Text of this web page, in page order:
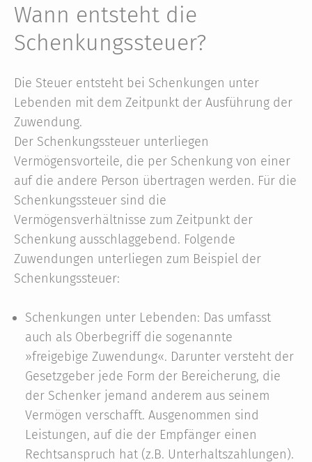
Wann entsteht die
Schenkungs­steuer?
Die Steuer entsteht bei Schenkungen unter
Lebenden mit dem Zeitpunkt der Ausführung der
Zuwendung.
Der Schenkungssteuer unterliegen
Vermögensvorteile, die per Schenkung von einer
auf die andere Person übertragen werden. Für die
Schenkungssteuer sind die
Vermögensverhältnisse zum Zeitpunkt der
Schenkung ausschlaggebend. Folgende
Zuwendungen unterliegen zum Beispiel der
Schenkungssteuer:
Schenkungen unter Lebenden: Das umfasst
auch als Oberbegriff die sogenannte
»freigebige Zuwendung«. Darunter versteht der
Gesetzgeber jede Form der Bereicherung, die
der Schenker jemand anderem aus seinem
Vermögen verschafft. Ausgenommen sind
Leistungen, auf die der Empfänger einen
Rechtsanspruch hat (z.B. Unterhaltszahlungen).